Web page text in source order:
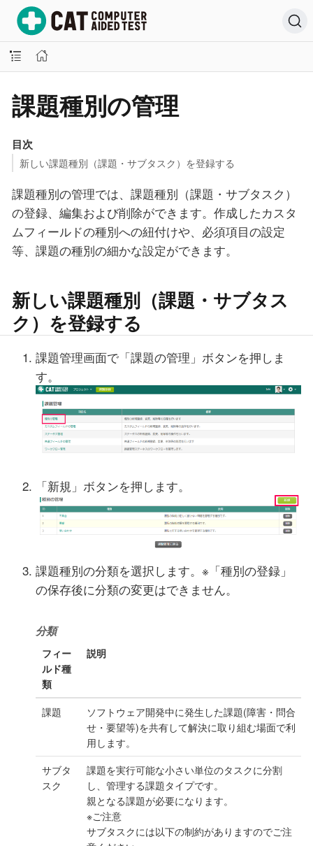
課題種別の管理
目次
新しい課題種別（課題・サブタスク）を登録する
課題種別の管理では、課題種別（課題・サブタスク）
の登録、編集および削除ができます。作成したカスタ
ムフィールドの種別への紐付けや、必須項目の設定
等、課題の種別の細かな設定ができます。
新しい課題種別（課題・サブタス
ク）を登録する
課題管理画面で「課題の管理」ボタンを押しま
す。
「新規」ボタンを押します。
課題種別の分類を選択します。※「種別の登録」
の保存後に分類の変更はできません。
分類
フィー
ルド種
類
説明
課題
ソフトウェア開発中に発生した課題(障害・問合
せ・要望等)を共有して解決に取り組む場面で利
用します。
サブタ
スク
課題を実行可能な小さい単位のタスクに分割
し、管理する課題タイプです。
親となる課題が必要になります。
※ご注意
サブタスクには以下の制約がありますのでご注